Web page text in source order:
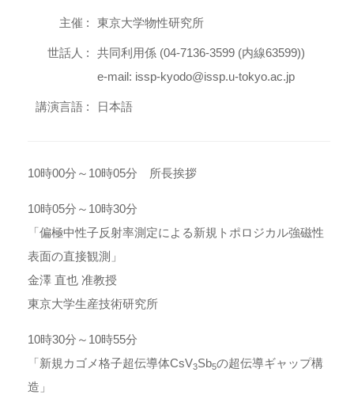
主催 : 東京大学物性研究所
世話人 :
共同利用係 (04-7136-3599 (内線63599))
e-mail: issp-kyodo@issp.u-tokyo.ac.jp
講演言語 : 日本語
10時00分～10時05分 所長挨拶
10時05分～10時30分
「偏極中性子反射率測定による新規トポロジカル強磁性
表面の直接観測」
金澤 直也 准教授
東京大学生産技術研究所
10時30分～10時55分
「新規カゴメ格子超伝導体CsV3Sb5の超伝導ギャップ構
造」